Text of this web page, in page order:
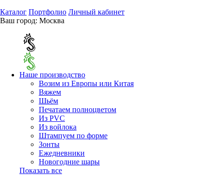
Каталог Портфолио Личный кабинет
Ваш город: Москва
Наше производство
Возим из Европы или Китая
Вяжем
Шьём
Печатаем полноцветом
Из PVC
Из войлока
Штампуем по форме
Зонты
Ежедневники
Новогодние шары
Показать все